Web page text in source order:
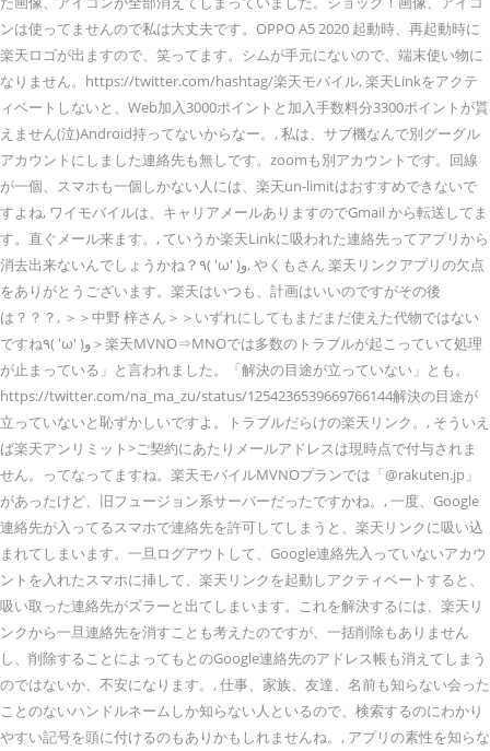
ンは使ってませんので私は大丈夫です。OPPO A5 2020 起動時、再起動時に
楽天ロゴが出ますので、笑ってます。シムが手元にないので、端末使い物に
なりません。https://twitter.com/hashtag/楽天モバイル, 楽天Linkをアクテ
ィベートしないと、Web加入3000ポイントと加入手数料分3300ポイントが貰
えません(泣)Android持ってないからなー。, 私は、サブ機なんで別グーグル
アカウントにしました連絡先も無しです。zoomも別アカウントです。回線
が一個、スマホも一個しかない人には、楽天un-limitはおすすめできないで
すよね, ワイモバイルは、キャリアメールありますのでGmail から転送してま
す。直ぐメール来ます。, ていうか楽天Linkに吸われた連絡先ってアプリから
消去出来ないんでしょうかね？٩( 'ω' )و, やくもさん 楽天リンクアプリの欠点
をありがとうございます。楽天はいつも、計画はいいのですがその後
は？？？, ＞＞中野 梓さん＞＞いずれにしてもまだまだ使えた代物ではない
ですね٩( 'ω' )و＞楽天MVNO⇒MNOでは多数のトラブルが起こっていて処理
が止まっている」と言われました。「解決の目途が立っていない」とも。
https://twitter.com/na_ma_zu/status/1254236539669766144解決の目途が
立っていないと恥ずかしいですよ。トラブルだらけの楽天リンク。, そういえ
ば楽天アンリミット>ご契約にあたりメールアドレスは現時点で付与されま
せん。ってなってますね。楽天モバイルMVNOプランでは「@rakuten.jp」
があったけど、旧フュージョン系サーバーだったですかね。, 一度、Google
連絡先が入ってるスマホで連絡先を許可してしまうと、楽天リンクに吸い込
まれてしまいます。一旦ログアウトして、Google連絡先入っていないアカウ
ントを入れたスマホに挿して、楽天リンクを起動しアクティベートすると、
吸い取った連絡先がズラーと出てしまいます。これを解決するには、楽天リ
ンクから一旦連絡先を消すことも考えたのですが、一括削除もありません
し、削除することによってもとのGoogle連絡先のアドレス帳も消えてしまう
のではないか、不安になります。, 仕事、家族、友達、名前も知らない会った
ことのないハンドルネームしか知らない人といるので、検索するのにわかり
やすい記号を頭に付けるのもありかもしれませんね。, アプリの素性を知らな